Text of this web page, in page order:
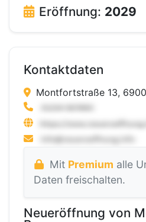
Eröffnung: 2029
Kontaktdaten
Montfortstraße 13,
Mit Premium alle
Daten freischalten.
Neueröffnung von